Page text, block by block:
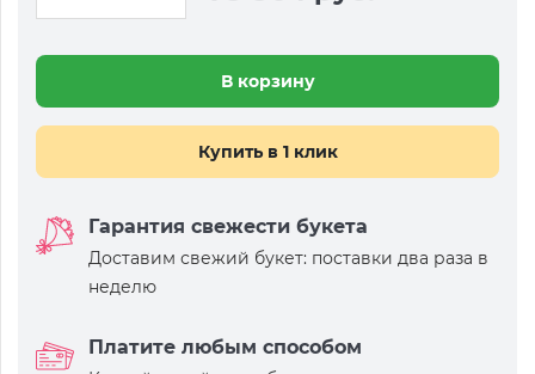
В корзину
Купить в 1 клик
Гарантия свежести букета
Доставим свежий букет: поставки два раза в
неделю
Платите любым способом